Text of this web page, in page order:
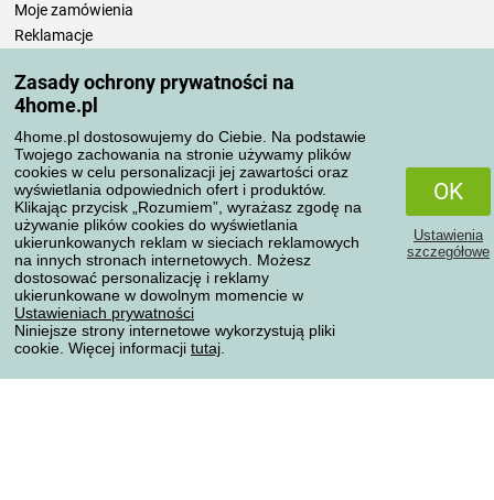
Zasady ochrony prywatności na
4home.pl
4home.pl dostosowujemy do Ciebie. Na podstawie
Twojego zachowania na stronie używamy plików
cookies w celu personalizacji jej zawartości oraz
wyświetlania odpowiednich ofert i produktów.
Klikając przycisk „Rozumiem”, wyrażasz zgodę na
używanie plików cookies do wyświetlania
ukierunkowanych reklam w sieciach reklamowych
na innych stronach internetowych. Możesz
dostosować personalizację i reklamy
ukierunkowane w dowolnym momencie w
Ustawieniach prywatności
Niniejsze strony internetowe wykorzystują pliki
cookie. Więcej informacji tutaj
OK
Ustawienia
szczegółowe
Moje zamówienia
Reklamacje
Zasady przetwarzania recenzji
Sposoby transportu
Metody płatności
Niezawodny sklep